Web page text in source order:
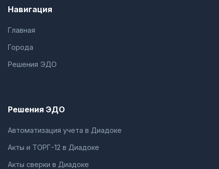
Навигация
Главная
Города
Решения ЭДО
Решения ЭДО
Автоматизация учета в Диадоке
Акты и ТОРГ-12 в Диадоке
Акты сверки в Диадоке